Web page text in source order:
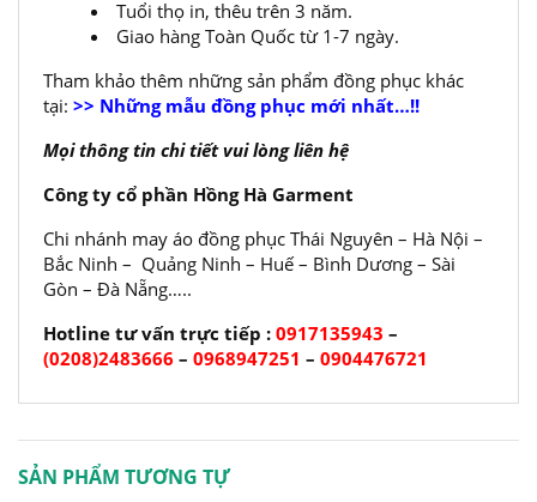
Tuổi thọ in, thêu trên 3 năm.
Giao hàng Toàn Quốc từ 1-7 ngày.
Tham khảo thêm những sản phẩm đồng phục khác
tại: >> Những mẫu đồng phục mới nhất…!!
Mọi thông tin chi tiết vui lòng liên hệ
Công ty cổ phần Hồng Hà Garment
Chi nhánh may áo đồng phục Thái Nguyên – Hà Nội –
Bắc Ninh – Quảng Ninh – Huế – Bình Dương – Sài
Gòn – Đà Nẵng…..
Hotline tư vấn trực tiếp : 0917135943 –
(0208)2483666 – 0968947251 – 0904476721
SẢN PHẨM TƯƠNG TỰ